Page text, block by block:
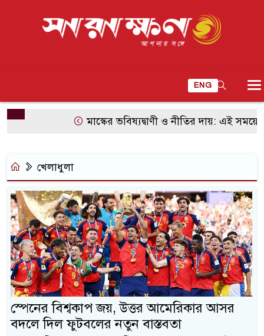
ENG
মাস্কের ভবিষ্যদ্বাণী ও নীতির দায়: এই সময়ের
খেলাধুলা
স্পেনের বিশ্বকাপ জয়, উত্তর আমেরিকার আসর
বদলে দিল ফুটবলের নতুন বাস্তবতা